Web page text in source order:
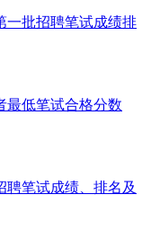
一批招聘笔试成绩排
最低笔试合格分数
聘笔试成绩、排名及